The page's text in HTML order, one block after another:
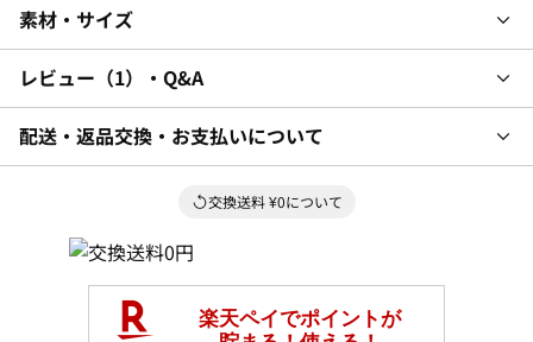
素材・サイズ
レビュー 1 ・Q&A
配送・返品交換・お支払いについて
交換送料 ¥0について